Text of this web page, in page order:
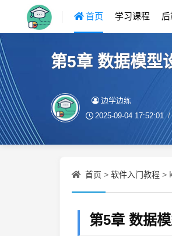
首页 学习课程
第5章 数据模型
边学边练
2025-09-04 17:52:01
首页 > 软件入门教程 >
第5章 数据